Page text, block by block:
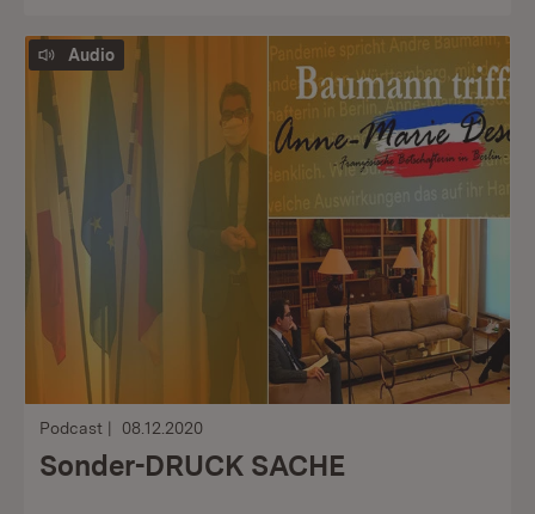
Audio
Podcast 08.12.2020
Sonder-DRUCK SACHE